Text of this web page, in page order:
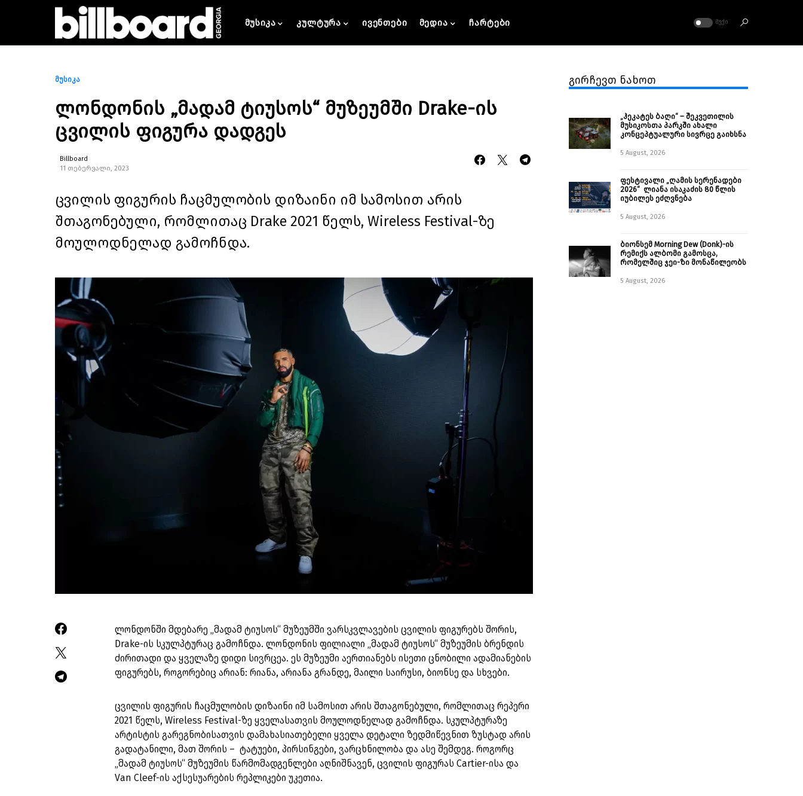
მუსიკა კულტურა ივენთები მედია ჩარტები ᲛᲣᲥᲘ
მუსიკა
ლონდონის „მადამ ტიუსოს“ მუზეუმში Drake-ის
ცვილის ფიგურა დადგეს
Billboard
11 თებერვალი, 2023
ცვილის ფიგურის ჩაცმულობის დიზაინი იმ სამოსით არის
შთაგონებული, რომლითაც Drake 2021 წელს, Wireless Festival-ზე
მოულოდნელად გამოჩნდა.
ლონდონში მდებარე „მადამ ტიუსოს“ მუზეუმში ვარსკვლავების ცვილის ფიგურებს შორის,
Drake-ის სკულპტურაც გამოჩნდა. ლონდონის ფილიალი „მადამ ტიუსოს“ მუზეუმის ბრენდის
ძირითადი და ყველაზე დიდი სივრცეა. ეს მუზეუმი აერთიანებს ისეთი ცნობილი ადამიანების
ფიგურებს, როგორებიც არიან: რიანა, არიანა გრანდე, მაილი საირუსი, ბიონსე და სხვები.
ცვილის ფიგურის ჩაცმულობის დიზაინი იმ სამოსით არის შთაგონებული, რომლითაც რეპერი
2021 წელს, Wireless Festival-ზე ყველასათვის მოულოდნელად გამოჩნდა. სკულპტურაზე
არტისტის გარეგნობისათვის დამახასიათებელი ყველა დეტალი ზედმიწევნით ზუსტად არის
გადატანილი, მათ შორის – ტატუები, პირსინგები, ვარცხნილობა და ასე შემდეგ. როგორც
„მადამ ტიუსოს“ მუზეუმის წარმომადგენლები აღნიშნავენ, ცვილის ფიგურას Cartier-ისა და
Van Cleef-ის აქსესუარების რეპლიკები უკეთია.
გირჩევთ ნახოთ
„ჰეკატეს ბაღი“ – შეკვეთილის
მუსიკოსთა პარკში ახალი
კონცეპტუალური სივრცე გაიხსნა ￼
5 August, 2026
ფესტივალი „ღამის სერენადები
2026“ ლიანა ისაკაძის 80 წლის
იუბილეს ეძღვნება
5 August, 2026
ბიონსემ Morning Dew (Donk)-ის
რემიქს ალბომი გამოსცა,
რომელშიც ჯეი-ზი მონაწილეობს
5 August, 2026